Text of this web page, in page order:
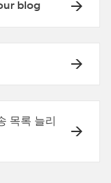
blog
목록 늘리